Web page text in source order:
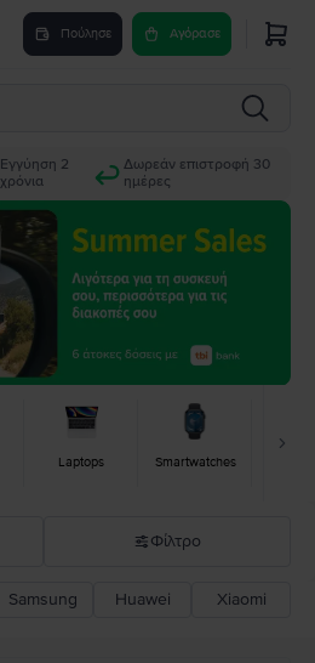
Πούλησε Αγόρασε
Εγγύηση 2
χρόνια
Δωρεάν επιστροφή 30
ημέρες
Laptops Smartwatches
Φίλτρο
Samsung Huawei Xiaomi